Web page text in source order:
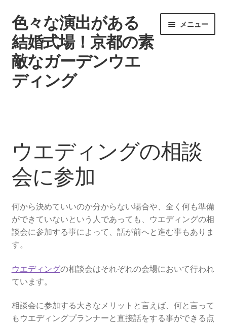
ナ
ビ
ゲ
ー
シ
ョ
ッ
コ
ン
テ
ン
ツ
へ
色々な演出がある
結婚式場！京都の素
敵なガーデンウエ
ディング
メニュー
記事一覧
引き出物で差をつけよう
結婚式場
京都結婚式場
ウエディング
京都前撮り
ウエディングの相談
会に参加
何から決めていいのか分からない場合や、全く何も準備
ができていないという人であっても、ウエディングの相
談会に参加する事によって、話が前へと進む事もありま
す。
ウエディングの相談会はそれぞれの会場において行われ
ています。
相談会に参加する大きなメリットと言えば、何と言って
もウエディングプランナーと直接話をする事ができる点